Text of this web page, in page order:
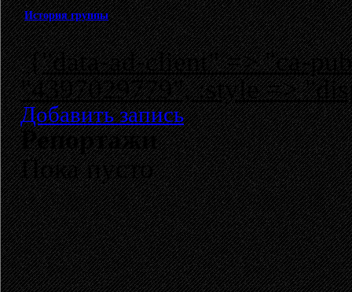
История группы
{"data-ad-client" => "ca-
"4397029779", :style =>
Добавить запись
Репортажи
Пока пусто